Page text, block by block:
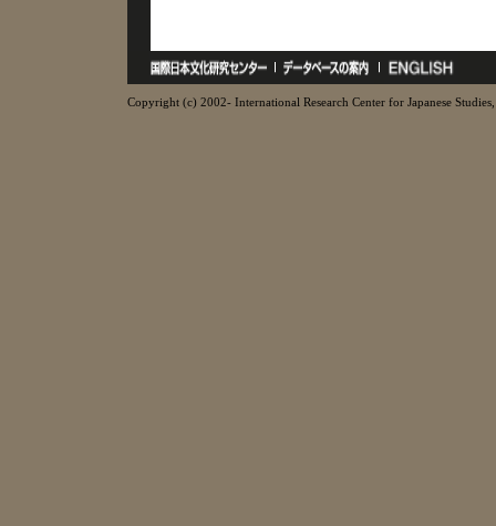
Copyright (c) 2002- International Research Center for Japanese